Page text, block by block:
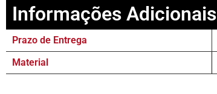
Informações Adicionais
Prazo de Entrega
Material